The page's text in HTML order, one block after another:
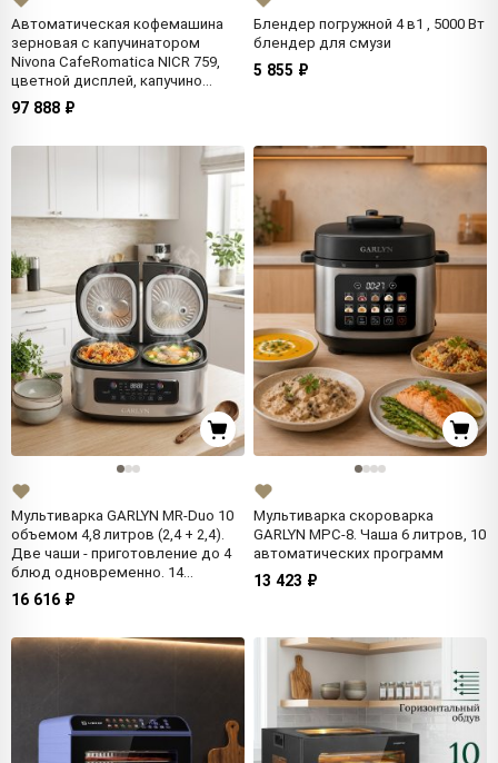
Автоматическая кофемашина
зерновая с капучинатором
Nivona CafeRomatica NICR 759,
цветной дисплей, капучино
одной кнопкой, индивидуальные
рецепты
97 888 ₽
Блендер погружной 4 в1 , 5000 Вт
блендер для смузи
5 855 ₽
Мультиварка GARLYN MR-Duo 10
объемом 4,8 литров (2,4 + 2,4).
Две чаши - приготовление до 4
блюд одновременно. 14
автоматических программ.
Антипригарное покрытие DAIKIN.
16 616 ₽
Мультиварка скороварка
GARLYN MPC-8. Чаша 6 литров, 10
автоматических программ
13 423 ₽